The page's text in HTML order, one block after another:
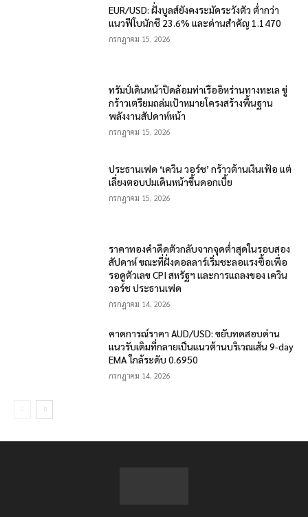
EUR/USD: ฝั่งบูลส์ยังคงระมัดระวังตัว ต่ำกว่า
แนวฟีโบนักชี 23.6% และด่านสำคัญ 1.1470
กรกฎาคม 15, 2026
ทรัมป์เดินหน้าปิดล้อมท่าเรืออิหร่านทางทะเล ขู่
กร้าวเตรียมถล่มเป้าหมายโครงสร้างพื้นฐาน
พลังงานสัปดาห์หน้า
กรกฎาคม 15, 2026
ประธานเฟด ‘เควิน วอร์ช’ กร้าวต้านเงินเฟ้อ แต่
เลี่ยงตอบปมเดินหน้าขึ้นดอกเบี้ย
กรกฎาคม 15, 2026
ราคาทองคำดีดตัวกลับจากจุดต่ำสุดในรอบสอง
สัปดาห์ ขณะที่ฝั่งดอลลาร์เริ่มชะลอแรงซื้อเพื่อ
รอดูตัวเลข CPI สหรัฐฯ และการแถลงของ เควิน
วอร์ช ประธานเฟด
กรกฎาคม 14, 2026
คาดการณ์ราคา AUD/USD: ขยับทดสอบด่าน
แนวรับเดิมที่กลายเป็นแนวต้านบริเวณเส้น 9-day
EMA ใกล้ระดับ 0.6950
กรกฎาคม 14, 2026